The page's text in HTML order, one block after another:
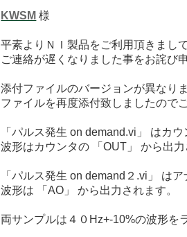
KWSM 様
平素よりＮＩ製品をご利用頂きまし
ご連絡が遅くなりました事をお詫び
添付ファイルのバージョンが異なり
ファイルを再度添付致しましたので
「パルス発生 on demand.vi」 はカ
波形はカウンタの 「OUT」 から出力
「パルス発生 on demand２.vi」 は
波形は 「AO」 から出力されます。
両サンプルは４０Hz+-10%の波形を